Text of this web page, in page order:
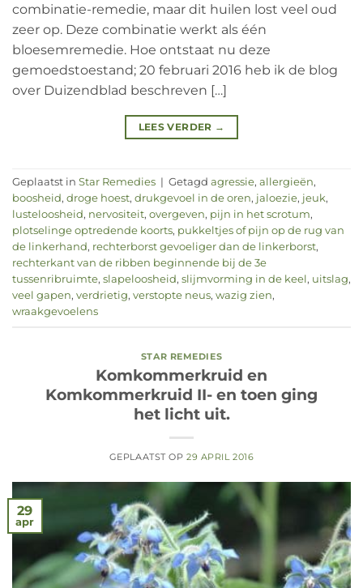
combinatie-remedie, maar dit huilen lost veel oud
zeer op. Deze combinatie werkt als één
bloesemremedie. Hoe ontstaat nu deze
gemoedstoestand; 20 februari 2016 heb ik de blog
over Duizendblad beschreven […]
LEES VERDER →
Geplaatst in Star Remedies | Getagd agressie, allergieën,
boosheid, droge hoest, drukgevoel in de oren, jaloezie, jeuk,
lusteloosheid, nervositeit, overgeven, pijn in het scrotum,
plotselinge optredende koorts, pukkeltjes of pijn op de rug van
de linkerhand, rechterborst gevoeliger dan de linkerborst,
rechterkant van de ribben beginnende bij de 3e
tussenribruimte, slapeloosheid, slijmvorming in de keel , uitslag,
veel gapen, verdrietig, verstopte neus, wazig zien,
wraakgevoelens
STAR REMEDIES
Komkommerkruid en
Komkommerkruid II- en toen ging
het licht uit.
GEPLAATST OP 29 APRIL 2016
29
apr